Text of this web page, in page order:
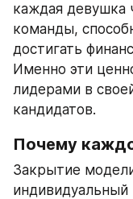
каждая девушка
команды,
достигать
Именно эти
лидерами в
кандидатов.
Почему
Закрытие